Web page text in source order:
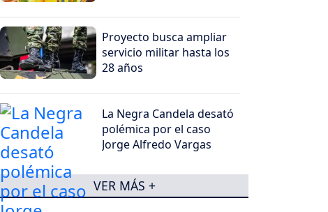
Proyecto busca ampliar
servicio militar hasta los
28 años
La Negra Candela desató
polémica por el caso
Jorge Alfredo Vargas
VER MÁS +